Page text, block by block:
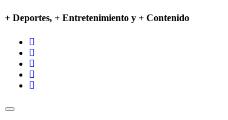
+ Deportes, + Entretenimiento y + Contenido